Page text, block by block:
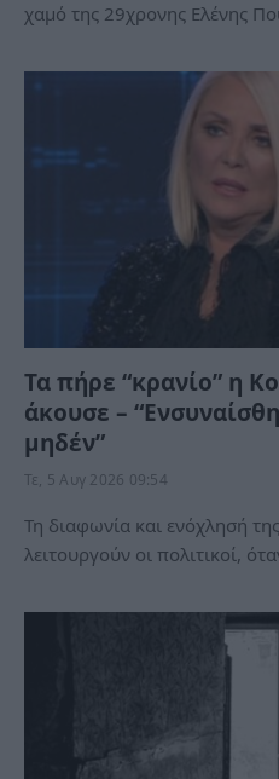
χαμό της 29χρονης Ελένης
Τα πήρε “κρανίο” η
άκουσε –
μηδέν”
Τε, 5 Αυγ 2026 09:54
Τη διαφωνία και ενόχλησή
λειτουργούν οι πολιτικοί,